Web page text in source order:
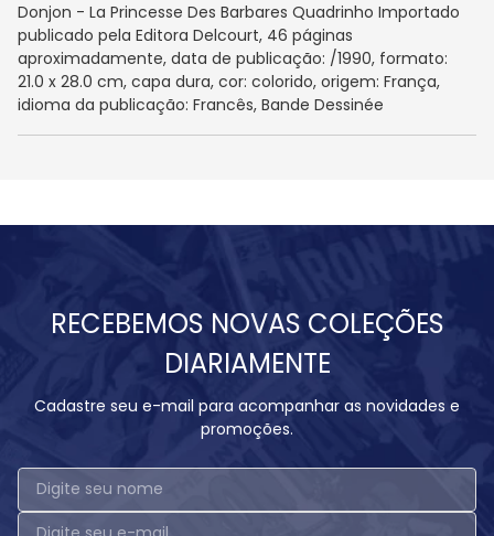
Donjon - La Princesse Des Barbares Quadrinho Importado
publicado pela Editora Delcourt, 46 páginas
aproximadamente, data de publicação: /1990, formato:
21.0 x 28.0 cm, capa dura, cor: colorido, origem: França,
idioma da publicação: Francês, Bande Dessinée
RECEBEMOS NOVAS COLEÇÕES
DIARIAMENTE
Cadastre seu e-mail para acompanhar as novidades e
promoções.